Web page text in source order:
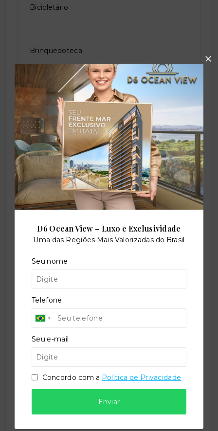
Bicicletário
Brinquedoteca
Churrasqueira
Coworking
Elevador de serviço
Elevador social
Piscina infantil
Playground
D6 Ocean View – Luxo e Exclusividade
Uma das Regiões Mais Valorizadas do Brasil
Seu nome
Telefone
Seu e-mail
Concordo com a Política de Privacidade
Enviar